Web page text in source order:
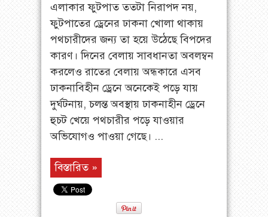
এলাকার ফুটপাত ততটা নিরাপদ নয়,
ফুটপাতের ড্রেনের ঢাকনা খোলা থাকায়
পথচারীদের জন্য তা হয়ে উঠেছে বিপদের
কারণ। দিনের বেলায় সাবধানতা অবলম্বন
করলেও রাতের বেলায় অন্ধকারে এসব
ঢাকনাবিহীন ড্রেনে অনেকেই পড়ে যায়
দুর্ঘটনায়, চলন্ত অবস্থায় ঢাকনাহীন ড্রেনে
হুচট খেয়ে পথচারীর পড়ে যাওয়ার
অভিযোগও পাওয়া গেছে। ...
বিস্তারিত »